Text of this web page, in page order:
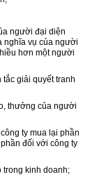
người đại diện
nghĩa vụ của người
hơn một người
tắc giải quyết tranh
thưởng của người
ty mua lại phần
đối với công ty
trong kinh doanh;